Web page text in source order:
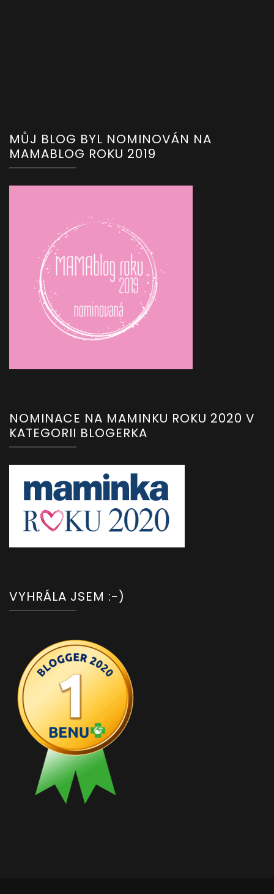
MŮJ BLOG BYL NOMINOVÁN NA
MAMABLOG ROKU 2019
NOMINACE NA MAMINKU ROKU 2020 V
KATEGORII BLOGERKA
VYHRÁLA JSEM :-)